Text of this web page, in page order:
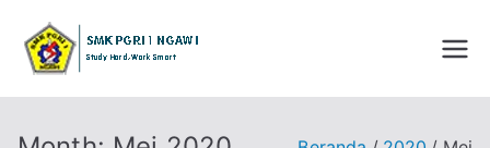
konten
SMK PGRI 1
NGAWI
STUDY HARD WORK SMART